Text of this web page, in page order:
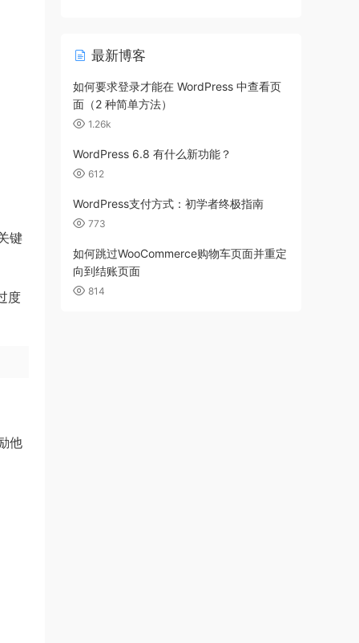
键
度
他
最新博客
如何要求登录才能在 WordPress 中查看页
面（2 种简单方法）
1.26k
WordPress 6.8 有什么新功能？
612
WordPress支付方式：初学者终极指南
773
如何跳过WooCommerce购物车页面并重定
向到结账页面
814